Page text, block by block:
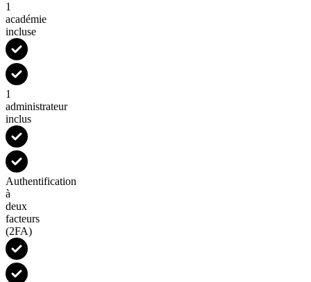
1
académie
incluse
1
administrateur
inclus
Authentification
à
deux
facteurs
(2FA)